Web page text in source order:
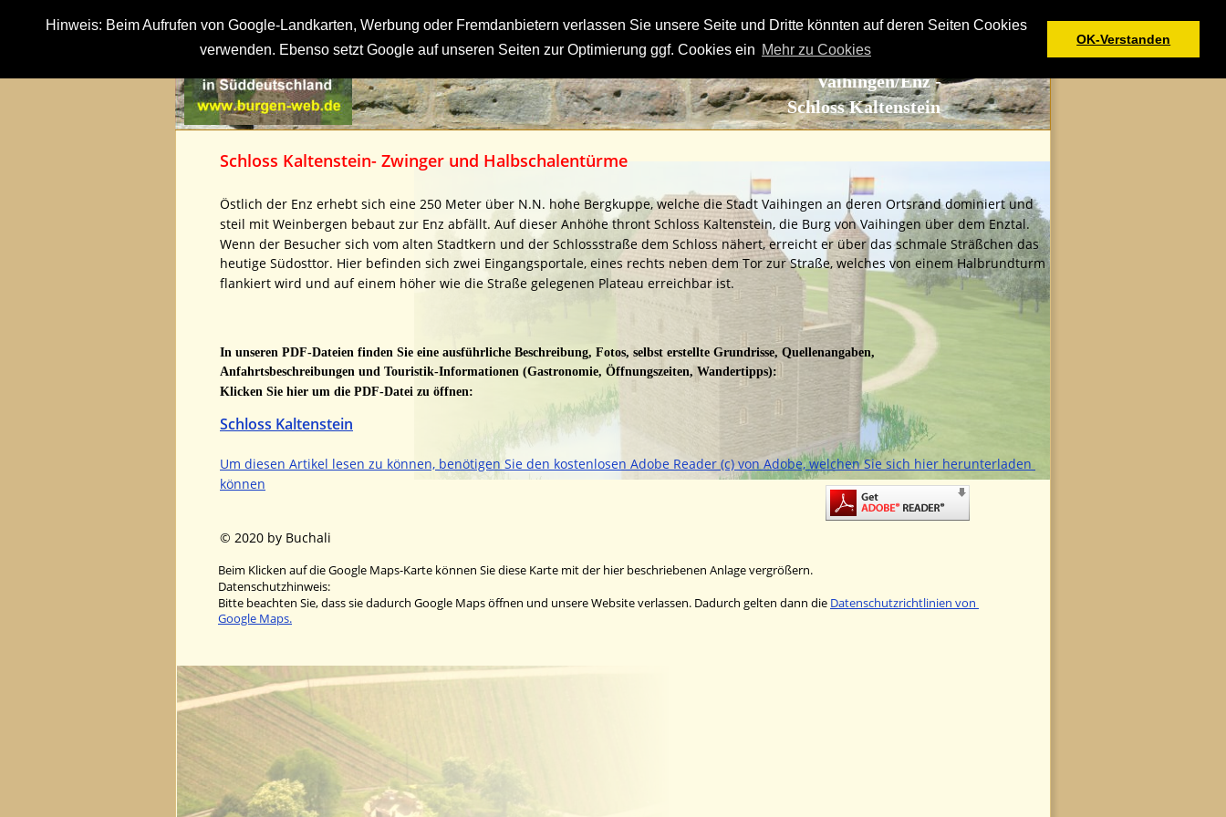
Hinweis: Beim Aufrufen von Google-Landkarten, Werbung oder Fremdanbietern verlassen Sie unsere Seite und Dritte könnten auf deren Seiten Cookies
verwenden. Ebenso setzt Google auf unseren Seiten zur Optimierung ggf. Cookies ein Mehr zu Cookies
OK-Verstanden
Vaihingen/Enz -
Schloss Kaltenstein
Schloss Kaltenstein- Zwinger und Halbschalentürme
Östlich der Enz erhebt sich eine 250 Meter über N.N. hohe Bergkuppe, welche die Stadt Vaihingen an deren Ortsrand dominiert und
steil mit Weinbergen bebaut zur Enz abfällt. Auf dieser Anhöhe thront Schloss Kaltenstein, die Burg von Vaihingen über dem Enztal.
Wenn der Besucher sich vom alten Stadtkern und der Schlossstraße dem Schloss nähert, erreicht er über das schmale Sträßchen das
heutige Südosttor. Hier befinden sich zwei Eingangsportale, eines rechts neben dem Tor zur Straße, welches von einem Halbrundturm
flankiert wird und auf einem höher wie die Straße gelegenen Plateau erreichbar ist.
In unseren PDF-Dateien finden Sie eine ausführliche Beschreibung, Fotos, selbst erstellte Grundrisse, Quellenangaben,
Anfahrtsbeschreibungen und Touristik-Informationen (Gastronomie, Öffnungszeiten, Wandertipps):
Klicken Sie hier um die PDF-Datei zu öffnen:
Schloss Kaltenstein
Um diesen Artikel lesen zu können, benötigen Sie den kostenlosen Adobe Reader (c) von Adobe, welchen Sie sich hier herunterladen
können
© 2020 by Buchali
Beim Klicken auf die Google Maps-Karte können Sie diese Karte mit der hier beschriebenen Anlage vergrößern.
Datenschutzhinweis:
Bitte beachten Sie, dass sie dadurch Google Maps öffnen und unsere Website verlassen. Dadurch gelten dann die Datenschutzrichtlinien von
Google Maps.